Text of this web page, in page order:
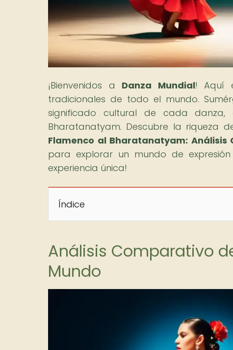
¡Bienvenidos a Danza Mundial! Aquí
tradicionales de todo el mundo.
significado cultural de cada
Bharatanatyam. Descubre la riqueza
Flamenco al Bharatanatyam:
para explorar un mundo de
experiencia única!
Índice
Análisis Comparativo
Mundo